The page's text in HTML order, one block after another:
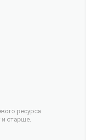
ресурса
и старше.